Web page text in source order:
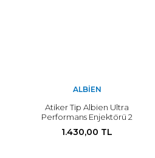
ALBIEN
Atiker Tip Albien Ultra
Performans Enjektörü 2
1.430,00 TL